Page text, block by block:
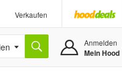
Verkaufen
Anmelden
Mein Hood